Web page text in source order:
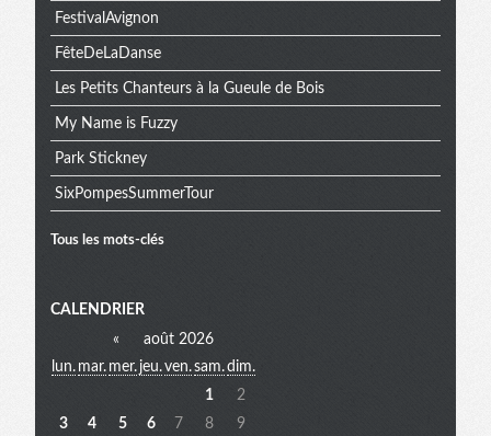
FestivalAvignon
FêteDeLaDanse
Les Petits Chanteurs à la Gueule de Bois
My Name is Fuzzy
Park Stickney
SixPompesSummerTour
Tous les mots-clés
Menu
extra
CALENDRIER
«
août 2026
lun. mar. mer. jeu.ven.sam.dim.
1
2
3
4 5 6 7 8
9